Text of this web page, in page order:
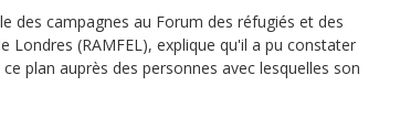
des campagnes au Forum des réfugiés et des
Londres (RAMFEL), explique qu'il a pu constater
plan auprès des personnes avec lesquelles son